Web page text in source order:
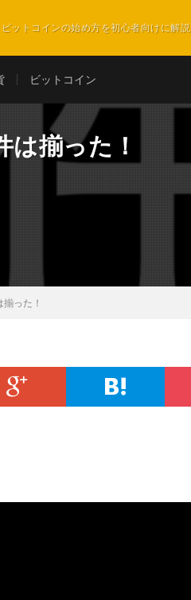
ットコインの始め方を初心者向けに解説
ビットコイン
は揃った！
揃った！